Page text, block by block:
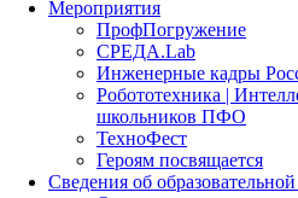
Мероприятия
ПрофПогружение
СРЕДА.Lab
Инженерные кадры
Робототехника |
школьников ПФО
ТехноФест
Героям посвящается
Сведения об